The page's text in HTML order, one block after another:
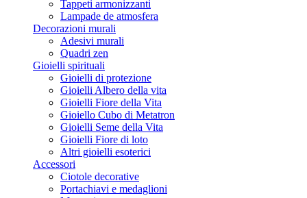
Tappeti armonizzanti
Lampade de atmosfera
Decorazioni murali
Adesivi murali
Quadri zen
Gioielli spirituali
Gioielli di protezione
Gioielli Albero della vita
Gioielli Fiore della Vita
Gioiello Cubo di Metatron
Gioielli Seme della Vita
Gioielli Fiore di loto
Altri gioielli esoterici
Accessori
Ciotole decorative
Portachiavi e medaglioni